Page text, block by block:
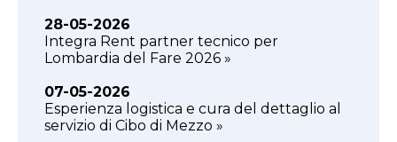
28-05-2026
Integra Rent partner tecnico per
Lombardia del Fare 2026 »
07-05-2026
Esperienza logistica e cura del dettaglio al
servizio di Cibo di Mezzo »